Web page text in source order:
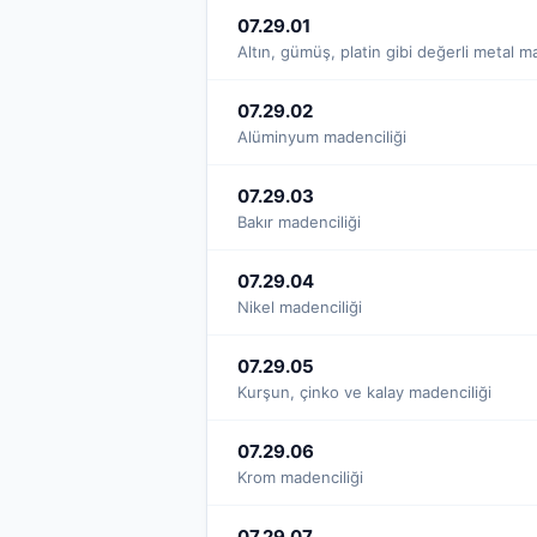
07.29.01
Altın, gümüş, platin gibi değerli metal
07.29.02
Alüminyum madenciliği
07.29.03
Bakır madenciliği
07.29.04
Nikel madenciliği
07.29.05
Kurşun, çinko ve kalay madenciliği
07.29.06
Krom madenciliği